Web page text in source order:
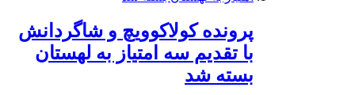
پرونده کولاکوویچ و شاگردانش
با تقدیم سه امتیاز به لهستان
بسته شد